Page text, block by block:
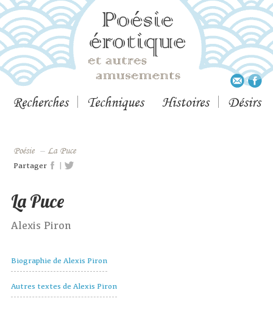
Recherches Techniques Histoires Désirs
Poésie – La Puce
Partager |
La Puce
Alexis Piron
Biographie de Alexis Piron
Autres textes de Alexis Piron